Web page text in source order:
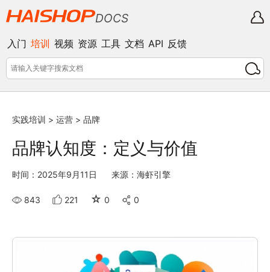
DOCS
入门 培训 视频 资源 工具 文档 API 反馈
实践培训 > 运营 > 品牌
品牌认知度：定义与价值
时间：2025年9月11日 来源：海虾引擎
843 221 ☆ 0 0